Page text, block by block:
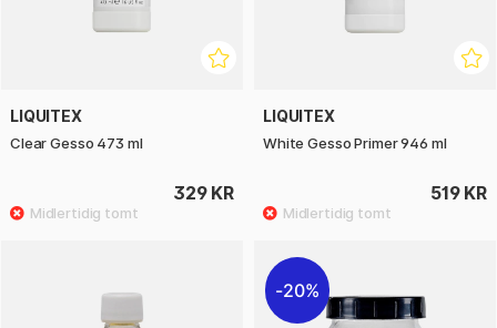
LIQUITEX
Clear Gesso 473 ml
329 KR
LIQUITEX
White Gesso Primer 946 ml
519 KR
20%